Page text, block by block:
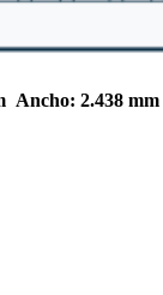
Ancho: 2.438 mm